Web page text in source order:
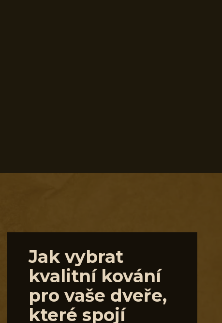
Jak vybrat
kvalitní kování
pro vaše dveře,
které spojí